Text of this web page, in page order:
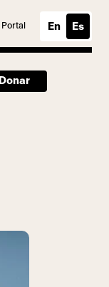
Portal En Es
Donar